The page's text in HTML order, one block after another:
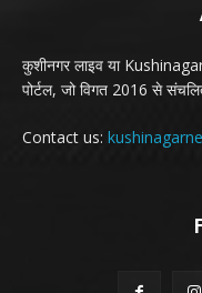
कुशीनगर लाइव या
पोर्टल, जो विगत 2016 से
Contact us: